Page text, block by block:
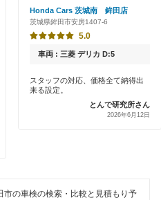
Honda Cars 茨城南 鉾田店
茨城県鉾田市安房1407-6
5.0
車両 : 三菱 デリカ D:5
スタッフの対応、価格全て納得出
来る設定。
とんで研究所さん
2026年6月12日
の車検の検索・比較と見積もり予